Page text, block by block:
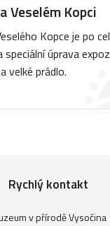
Veselém Kopci
Kopce je po
úprava
velké prádlo.
Rychlý kontakt
v přírodě Vysočina